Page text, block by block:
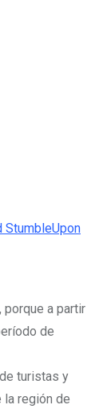
StumbleUpon
porque a partir
de
turistas y
región de